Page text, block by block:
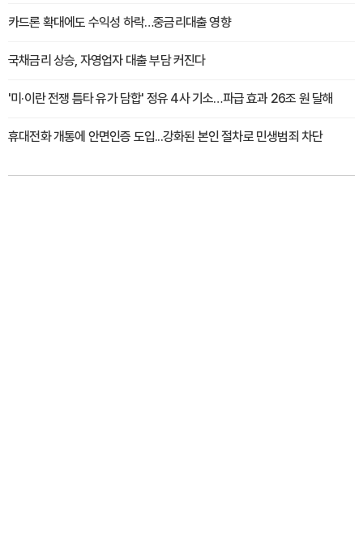
카드론 확대에도 수익성 하락…중금리대출 영향
국채금리 상승, 자영업자 대출 부담 커진다
'미·이란 전쟁 틈타 유가 담합' 정유 4사 기소…파급 효과 26조 원 달해
휴대전화 개통에 안면인증 도입...강화된 본인 절차로 민생범죄 차단